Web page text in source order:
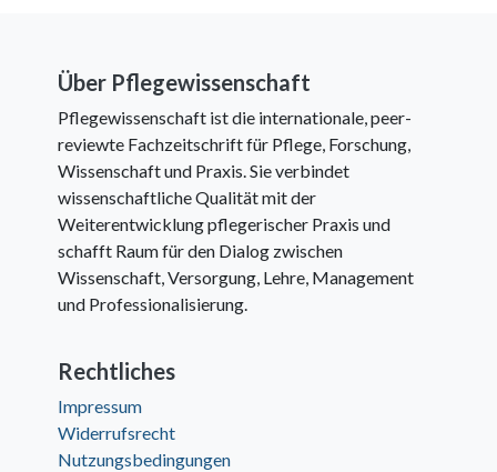
Über Pflegewissenschaft
Pflegewissenschaft ist die internationale, peer-
reviewte Fachzeitschrift für Pflege, Forschung,
Wissenschaft und Praxis. Sie verbindet
wissenschaftliche Qualität mit der
Weiterentwicklung pflegerischer Praxis und
schafft Raum für den Dialog zwischen
Wissenschaft, Versorgung, Lehre, Management
und Professionalisierung.
Rechtliches
Impressum
Widerrufsrecht
Nutzungsbedingungen